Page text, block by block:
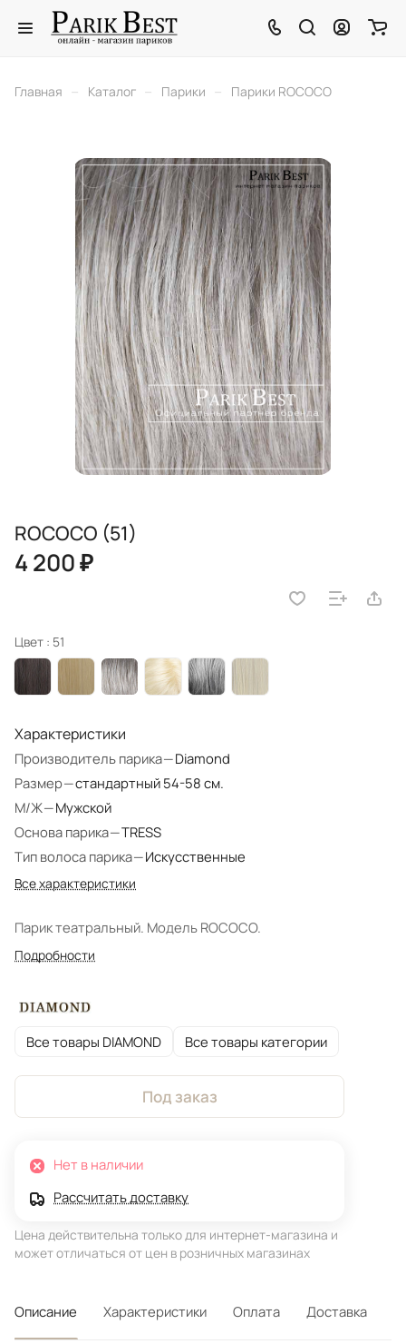
Главная – Каталог – Парики – Парики ROCOCO
ROCOCO (51)
4 200 ₽
Цвет : 51
Характеристики
Производитель парика—Diamond
Размер—стандартный 54-58 см.
М/Ж—Мужской
Основа парика—TRESS
Тип волоса парика—Искусственные
Все характеристики
Парик театральный. Модель ROCOCO.
Подробности
Все товары DIAMOND Все товары категории
Под заказ
Нет в наличии
Рассчитать доставку
Цена действительна только для интернет-магазина и
может отличаться от цен в розничных магазинах
Описание Характеристики Оплата Доставка